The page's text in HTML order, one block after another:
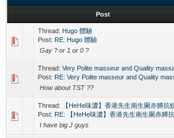
Post
Thread: Hugo 體驗
Post: RE: Hugo 體驗
Gay ? or 1 or 0 ?
Thread: Very Polite masseur and Quality
Post: RE: Very Polite masseur and Quality
How about TST ??
Thread:
【HeHe味濃】香港先生南生圍赤膊抗
Post: RE: 【HeHe味濃】香港先生南生圍赤膊
I have big J guys